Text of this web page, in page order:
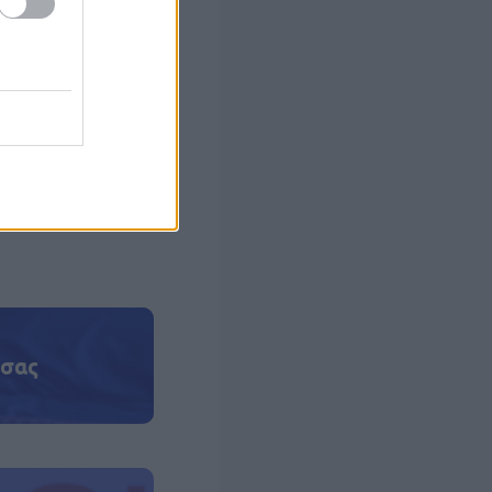
του λιμού